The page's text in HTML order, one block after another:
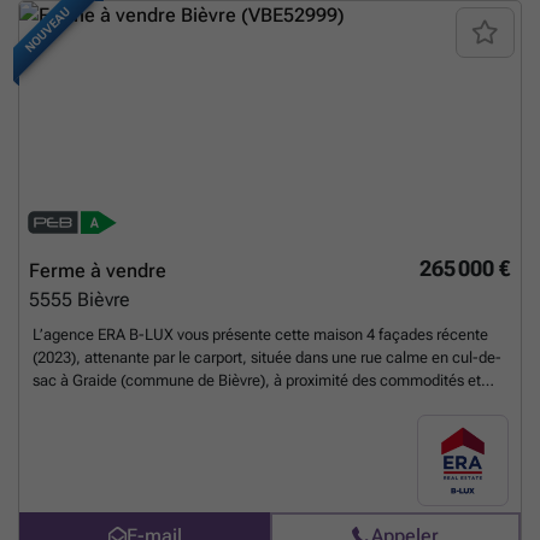
NOUVEAU
265 000 €
Ferme à vendre
5555 Bièvre
L’agence ERA B-LUX vous présente cette maison 4 façades récente
(2023), attenante par le carport, située dans une rue calme en cul-de-
sac à Graide (commune de Bièvre), à proximité des commodités et
espace cuisine à aménager selon vos envies, de 3 chambres, d’une
salle de bain, d’une buanderie, d’un débarras ainsi que de 2 toilettes
séparées. Vous bénéficierez également d’un grenier aménageable,
d’un carport et d’un agréable jardin. Côté technique : citerne d’eau de
pluie, PEB A et 8 panneaux photovoltaïques, garantissant un excellent